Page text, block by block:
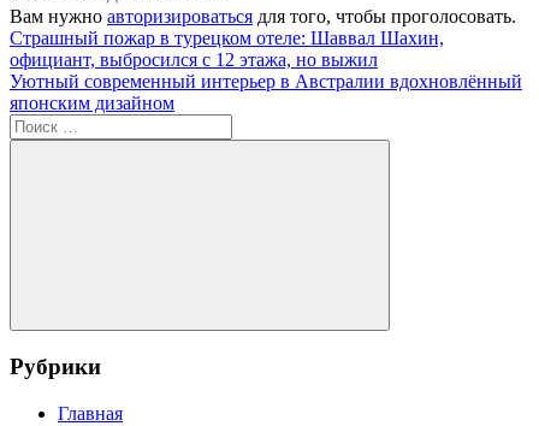
Вам нужно авторизироваться для того, чтобы проголосовать.
#Дональд
Трамп
Навигация
по
записям
Предыдущая
запись:
Страшный пожар в турецком отеле: Шаввал Шахин,
официант, выбросился с 12 этажа, но выжил
Следующая
запись:
Уютный современный интерьер в Австралии вдохновлённый
японским дизайном
Поиск
для:
Поиск
Рубрики
Главная